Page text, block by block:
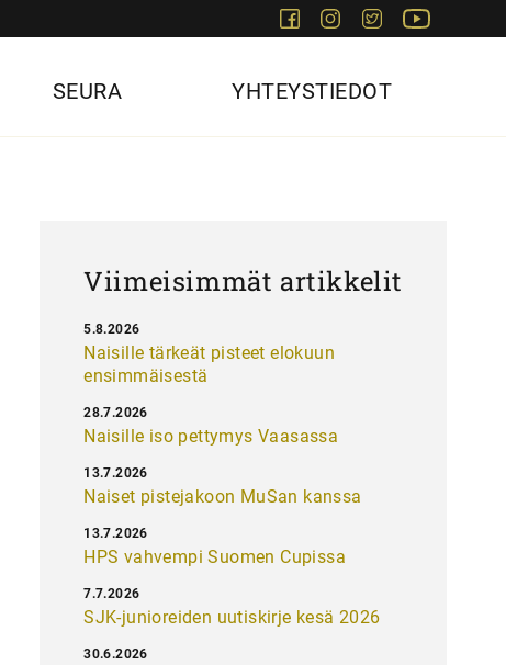
FacebookInstagram
Twitter
SEURA YHTEYSTIEDOT
Viimeisimmät artikkelit
Naisille tärkeät pisteet elokuun
ensimmäisestä
5.8.2026
Naisille iso pettymys Vaasassa
28.7.2026
Naiset pistejakoon MuSan kanssa
13.7.2026
HPS vahvempi Suomen Cupissa
13.7.2026
SJK-junioreiden uutiskirje kesä 2026
7.7.2026
30.6.2026